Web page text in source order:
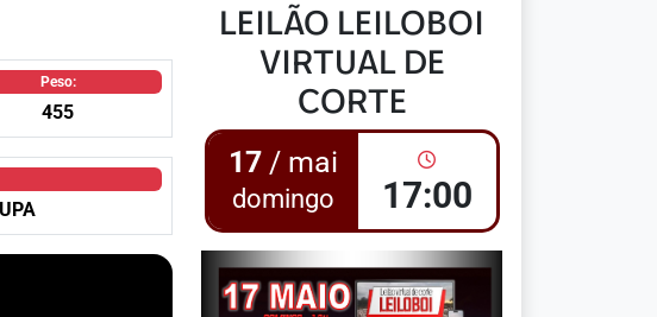
Peso:
455
LEILÃO LEILOBOI
VIRTUAL DE
CORTE
17 / mai
domingo 17:00